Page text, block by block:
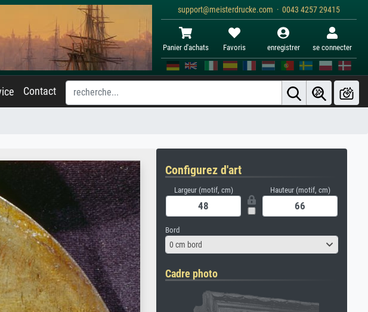
support@meisterdrucke.com · 0043 4257 29415
Panier d'achats Favoris enregistrer se connecter
Contact
Configurez d'art
Largeur (motif, cm) Hauteur (motif, cm)
Bord
0 cm bord
Cadre photo